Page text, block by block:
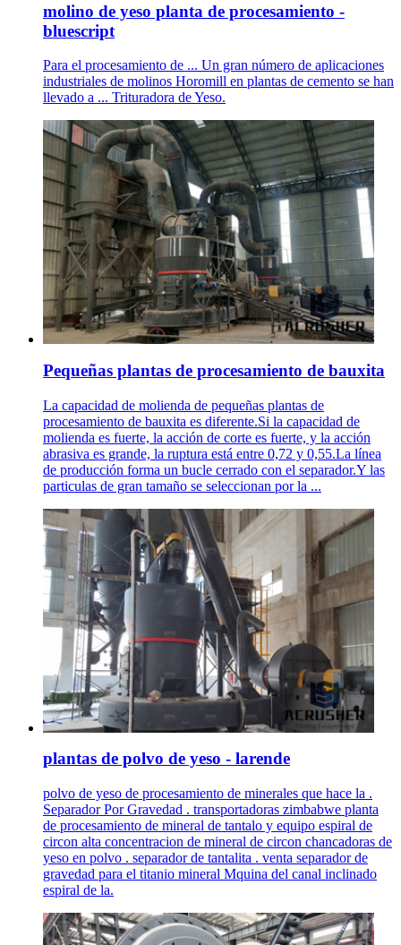
molino de yeso planta de procesamiento -
bluescript
Para el procesamiento de ... Un gran número de aplicaciones
industriales de molinos Horomill en plantas de cemento se han
llevado a ... Trituradora de Yeso.
Pequeñas plantas de procesamiento de bauxita
La capacidad de molienda de pequeñas plantas de
procesamiento de bauxita es diferente.Si la capacidad de
molienda es fuerte, la acción de corte es fuerte, y la acción
abrasiva es grande, la ruptura está entre 0,72 y 0,55.La línea
de producción forma un bucle cerrado con el separador.Y las
particulas de gran tamaño se seleccionan por la ...
plantas de polvo de yeso - larende
polvo de yeso de procesamiento de minerales que hace la .
Separador Por Gravedad . transportadoras zimbabwe planta
de procesamiento de mineral de tantalo y equipo espiral de
circon alta concentracion de mineral de circon chancadoras de
yeso en polvo . separador de tantalita . venta separador de
gravedad para el titanio mineral Mquina del canal inclinado
espiral de la.